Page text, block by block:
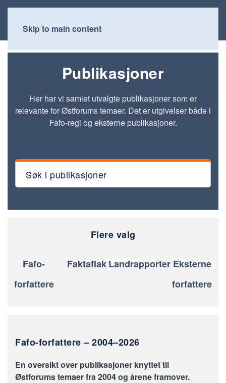
Skip to main content
Publikasjoner
Her har vi samlet utvalgte publikasjoner som er
relevante for Østforums temaer. Det er utgivelser både i
Fafo-regi og eksterne publikasjoner.
Søk i publikasjoner
Flere valg
Fafo-
forfattere
Faktaflak Landrapporter Eksterne
forfattere
Fafo-forfattere – 2004–2026
En oversikt over publikasjoner knyttet til
Østforums temaer fra 2004 og årene framover.